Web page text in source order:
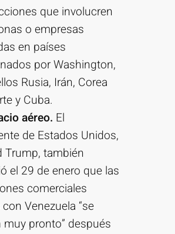
que involucren
o empresas
en países
por Washington,
Rusia, Irán, Corea
y Cuba.
aéreo. El
de Estados Unidos,
Trump, también
el 29 de enero que las
comerciales
Venezuela “se
muy pronto” después